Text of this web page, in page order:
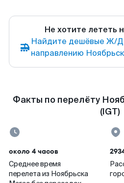
Не хотите лететь
Найдите дешёвые Ж/Д
направлению
Факты по перелёту
(IGT)
около 4 часов
Среднее время
перелета из Ноябрьска